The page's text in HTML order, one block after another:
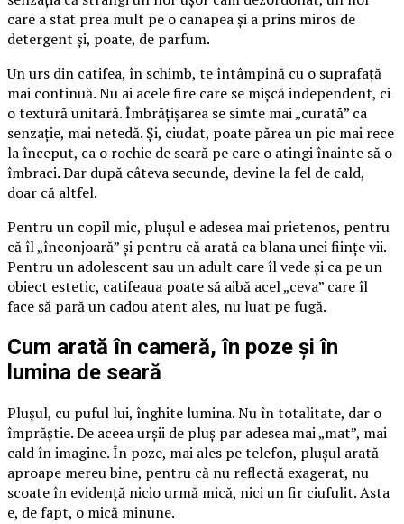
care a stat prea mult pe o canapea și a prins miros de
detergent și, poate, de parfum.
Un urs din catifea, în schimb, te întâmpină cu o suprafață
mai continuă. Nu ai acele fire care se mișcă independent, ci
o textură unitară. Îmbrățișarea se simte mai „curată” ca
senzație, mai netedă. Și, ciudat, poate părea un pic mai rece
la început, ca o rochie de seară pe care o atingi înainte să o
îmbraci. Dar după câteva secunde, devine la fel de cald,
doar că altfel.
Pentru un copil mic, plușul e adesea mai prietenos, pentru
că îl „înconjoară” și pentru că arată ca blana unei ființe vii.
Pentru un adolescent sau un adult care îl vede și ca pe un
obiect estetic, catifeaua poate să aibă acel „ceva” care îl
face să pară un cadou atent ales, nu luat pe fugă.
Cum arată în cameră, în poze și în
lumina de seară
Plușul, cu puful lui, înghite lumina. Nu în totalitate, dar o
împrăștie. De aceea urșii de pluș par adesea mai „mat”, mai
cald în imagine. În poze, mai ales pe telefon, plușul arată
aproape mereu bine, pentru că nu reflectă exagerat, nu
scoate în evidență nicio urmă mică, nici un fir ciufulit. Asta
e, de fapt, o mică minune.